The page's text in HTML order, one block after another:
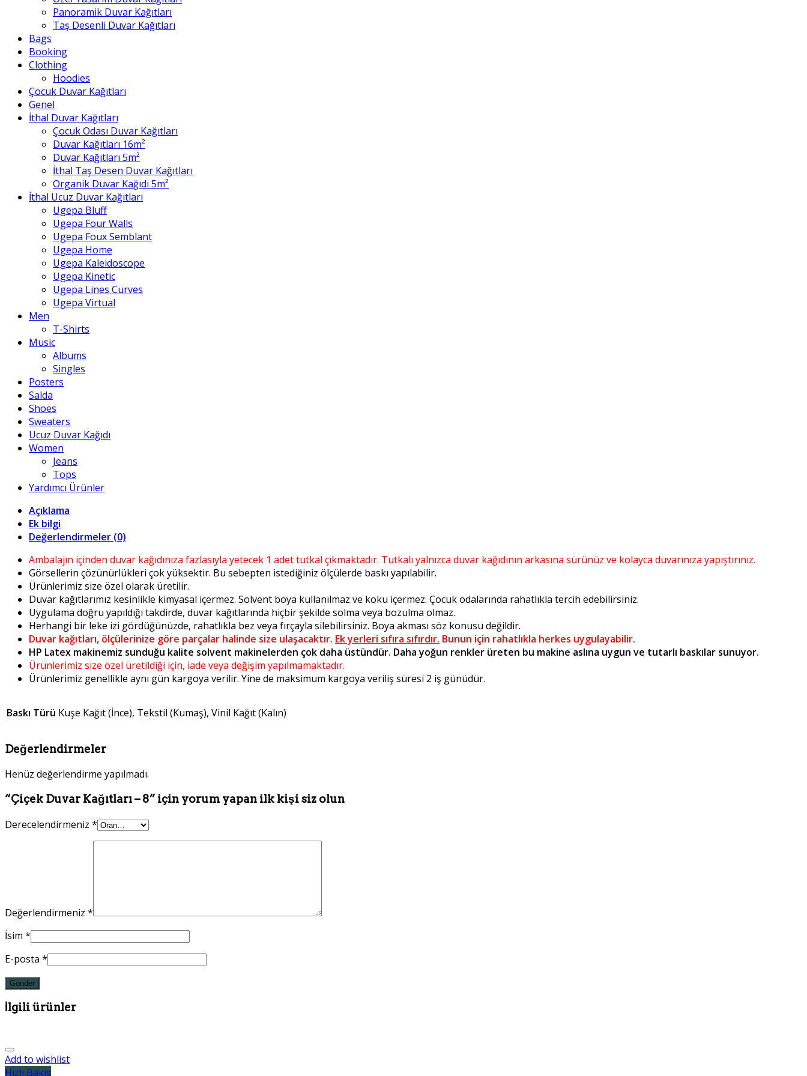
Panoramik Duvar Kağıtları
Taş Desenli Duvar Kağıtları
Bags
Booking
Clothing
Hoodies
Çocuk Duvar Kağıtları
Genel
İthal Duvar Kağıtları
Çocuk Odası Duvar Kağıtları
Duvar Kağıtları 16m²
Duvar Kağıtları 5m²
İthal Taş Desen Duvar Kağıtları
Organik Duvar Kağıdı 5m²
İthal Ucuz Duvar Kağıtları
Ugepa Bluff
Ugepa Four Walls
Ugepa Foux Semblant
Ugepa Home
Ugepa Kaleidoscope
Ugepa Kinetic
Ugepa Lines Curves
Ugepa Virtual
Men
T-Shirts
Music
Albums
Singles
Posters
Salda
Shoes
Sweaters
Ucuz Duvar Kağıdı
Women
Jeans
Tops
Yardımcı Ürünler
Açıklama
Ek bilgi
Değerlendirmeler (0)
Ambalajın içinden duvar kağıdınıza fazlasıyla yetecek 1 adet tutkal çıkmaktadır. Tutkalı yalnızca duvar kağıdının arkasına sürünüz ve kolayca duvarınıza yapıştırınız.
Görsellerin çözünürlükleri çok yüksektir. Bu sebepten istediğiniz ölçülerde baskı yapılabilir.
Ürünlerimiz size özel olarak üretilir.
Duvar kağıtlarımız kesinlikle kimyasal içermez. Solvent boya kullanılmaz ve koku içermez. Çocuk odalarında rahatlıkla tercih edebilirsiniz.
Uygulama doğru yapıldığı takdirde, duvar kağıtlarında hiçbir şekilde solma veya bozulma olmaz.
Herhangi bir leke izi gördüğünüzde, rahatlıkla bez veya fırçayla silebilirsiniz. Boya akması söz konusu değildir.
Duvar kağıtları, ölçülerinize göre parçalar halinde size ulaşacaktır. Ek yerleri sıfıra sıfırdır. Bunun için rahatlıkla herkes uygulayabilir.
HP Latex makinemiz sunduğu kalite solvent makinelerden çok daha üstündür. Daha yoğun renkler üreten bu makine aslına uygun ve tutarlı baskılar sunuyor.
Ürünlerimiz size özel üretildiği için, iade veya değişim yapılmamaktadır.
Ürünlerimiz genellikle aynı gün kargoya verilir. Yine de maksimum kargoya veriliş süresi 2 iş günüdür.
Baskı Türü Kuşe Kağıt (İnce), Tekstil (Kumaş), Vinil Kağıt (Kalın)
Değerlendirmeler
Henüz değerlendirme yapılmadı.
“Çiçek Duvar Kağıtları – 8” için yorum yapan ilk kişi siz olun
Derecelendirmeniz *
Değerlendirmeniz *
İsim *
E-posta *
İlgili ürünler
Add to wishlist
Hızlı Bakış